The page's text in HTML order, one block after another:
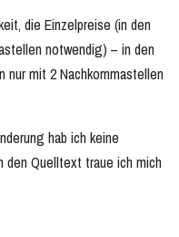
die Einzelpreise (in den
notwendig) – in den
nur mit 2 Nachkommastellen
hab ich keine
Quelltext traue ich mich